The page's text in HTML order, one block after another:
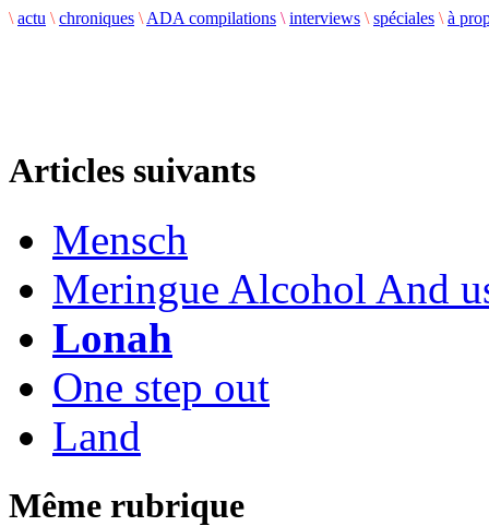
\ actu \ chroniques \ ADA compilations \ interviews \ spéciales \ à
Articles suivants
Mensch
Meringue Alcohol And
Lonah
One step out
Land
Même rubrique